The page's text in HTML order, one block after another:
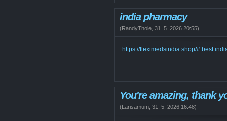
india pharmacy
(RandyThole 31. 5. 2026 20:55)
https://fleximedsindia.shop/# best
You're amazing, thank
(Larisamum 31. 5. 2026 16:48)